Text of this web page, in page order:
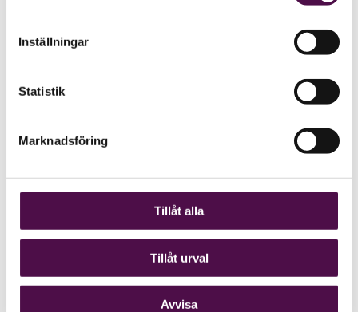
Inställningar
Statistik
Marknadsföring
Tillåt alla
Tillåt urval
Avvisa